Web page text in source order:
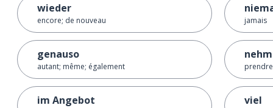
wieder
encore; de nouveau
genauso
autant; même; également
im Angebot
jamais
prendre
viel